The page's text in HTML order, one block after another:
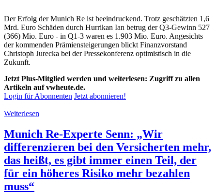
Der Erfolg der Munich Re ist beeindruckend. Trotz geschätzten 1,6
Mrd. Euro Schäden durch Hurrikan Ian betrug der Q3-Gewinn 527
(366) Mio. Euro - in Q1-3 waren es 1.903 Mio. Euro. Angesichts
der kommenden Prämiensteigerungen blickt Finanzvorstand
Christoph Jurecka bei der Pressekonferenz optimistisch in die
Zukunft.
Jetzt Plus-Mitglied werden und weiterlesen: Zugriff zu allen
Artikeln auf vwheute.de.
Login für Abonnenten Jetzt abonnieren!
Weiterlesen
Munich Re-Experte Senn: „Wir
differenzieren bei den Versicherten mehr,
das heißt, es gibt immer einen Teil, der
für ein höheres Risiko mehr bezahlen
muss“